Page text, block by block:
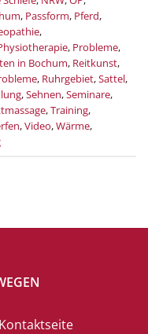
, Passform, Pferd,
,
, Probleme,
in Bochum, Reitkunst,
, Ruhrgebiet,Sattel,
,Sehnen,Seminare,
,Training,
,Video,Wärme,